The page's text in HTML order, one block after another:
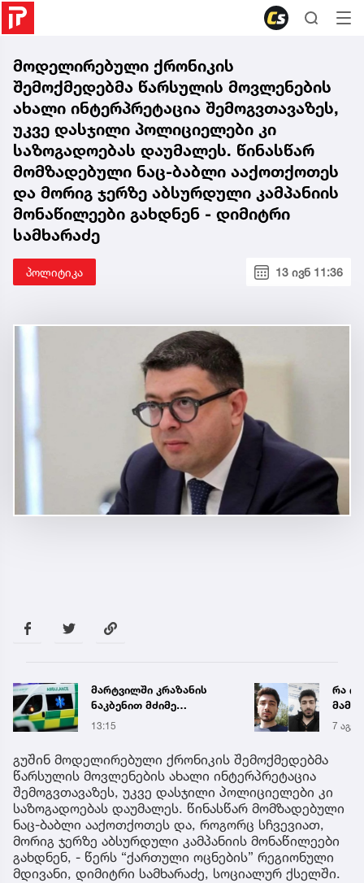
მოდელირებული ქრონიკის
შემოქმედებმა წარსულის მოვლენების
ახალი ინტერპრეტაცია შემოგვთავაზეს,
უკვე დასჯილი პოლიციელები კი
საზოგადოებას დაუმალეს. წინასწარ
მომზადებული ნაც-ბაბლი ააქოთქოთეს
და მორიგ ჯერზე აბსურდული კამპანიის
მონაწილეები გახდნენ - დიმიტრი
სამხარაძე
პოლიტიკა 13 ივნ 11:36
მარტვილში კრაზანის
ნაკბენით მძიმე
მდგომარეობაში მყოფი
გადაარჩინეს
13:15
რა
7 აგვ
გუშინ მოდელირებული ქრონიკის შემოქმედებმა
წარსულის მოვლენების ახალი ინტერპრეტაცია
შემოგვთავაზეს, უკვე დასჯილი პოლიციელები კი
საზოგადოებას დაუმალეს. წინასწარ მომზადებული
ნაც-ბაბლი ააქოთქოთეს და, როგორც სჩვევიათ,
მორიგ ჯერზე აბსურდული კამპანიის მონაწილეები
გახდნენ, - წერს “ქართული ოცნების” რეგიონული
მდივანი, დიმიტრი სამხარაძე, სოციალურ ქსელში.